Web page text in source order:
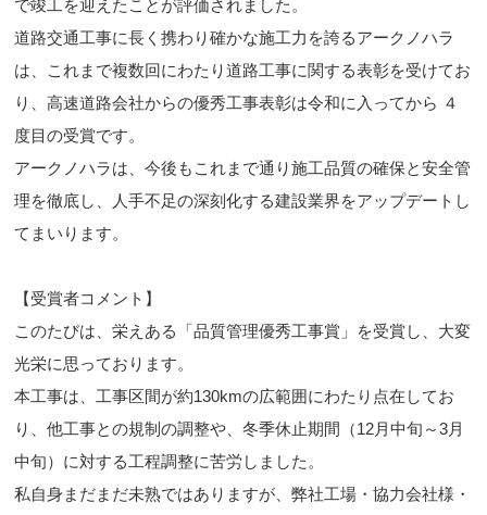
で竣工を迎えたことが評価されました。
道路交通工事に長く携わり確かな施工力を誇るアークノハラ
は、これまで複数回にわたり道路工事に関する表彰を受けてお
り、高速道路会社からの優秀工事表彰は令和に入ってから ４
度目の受賞です。
アークノハラは、今後もこれまで通り施工品質の確保と安全管
理を徹底し、人手不足の深刻化する建設業界をアップデートし
てまいります。
【受賞者コメント】
このたびは、栄えある「品質管理優秀工事賞」を受賞し、大変
光栄に思っております。
本工事は、工事区間が約130kmの広範囲にわたり点在してお
り、他工事との規制の調整や、冬季休止期間（12月中旬～3月
中旬）に対する工程調整に苦労しました。
私自身まだまだ未熟ではありますが、弊社工場・協力会社様・